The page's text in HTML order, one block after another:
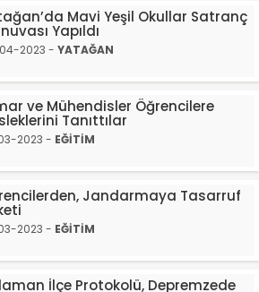
Mavi Yeşil Okullar Satranç
Yapıldı
2023 - YATAĞAN
ve Mühendisler Öğrencilere
Tanıttılar
2023 - EĞİTİM
Jandarmaya Tasarruf
2023 - EĞİTİM
İlçe Protokolü, Depremzede